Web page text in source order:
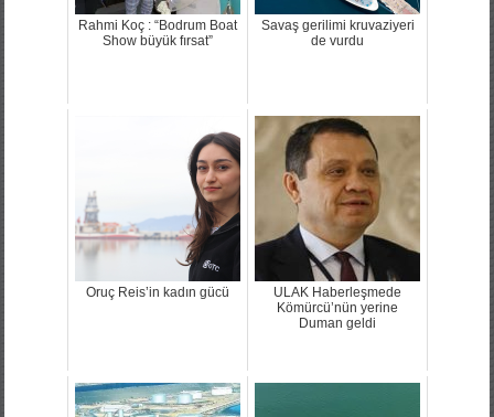
Rahmi Koç : “Bodrum Boat
Show büyük fırsat”
Savaş gerilimi kruvaziyeri
de vurdu
Oruç Reis’in kadın gücü
ULAK Haberleşmede
Kömürcü’nün yerine
Duman geldi